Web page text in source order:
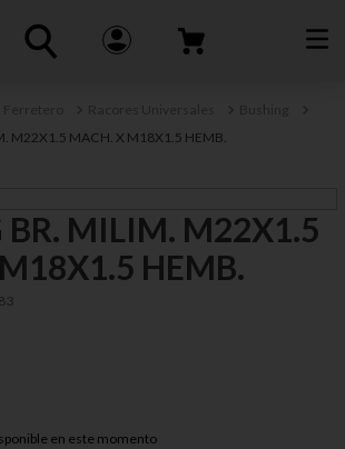
M22X1.5 MACH. X M18X1.5 HEMB.
BR. MILIM. M22X1.5
HEMB.
en este momento